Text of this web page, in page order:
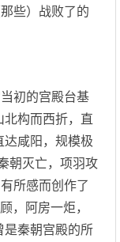
些）战败了的
初的宫殿台基
北构而西折，直
达咸阳，规模极
朝灭亡，项羽攻
所感而创作了
，阿房一炬，
是秦朝宫殿的所